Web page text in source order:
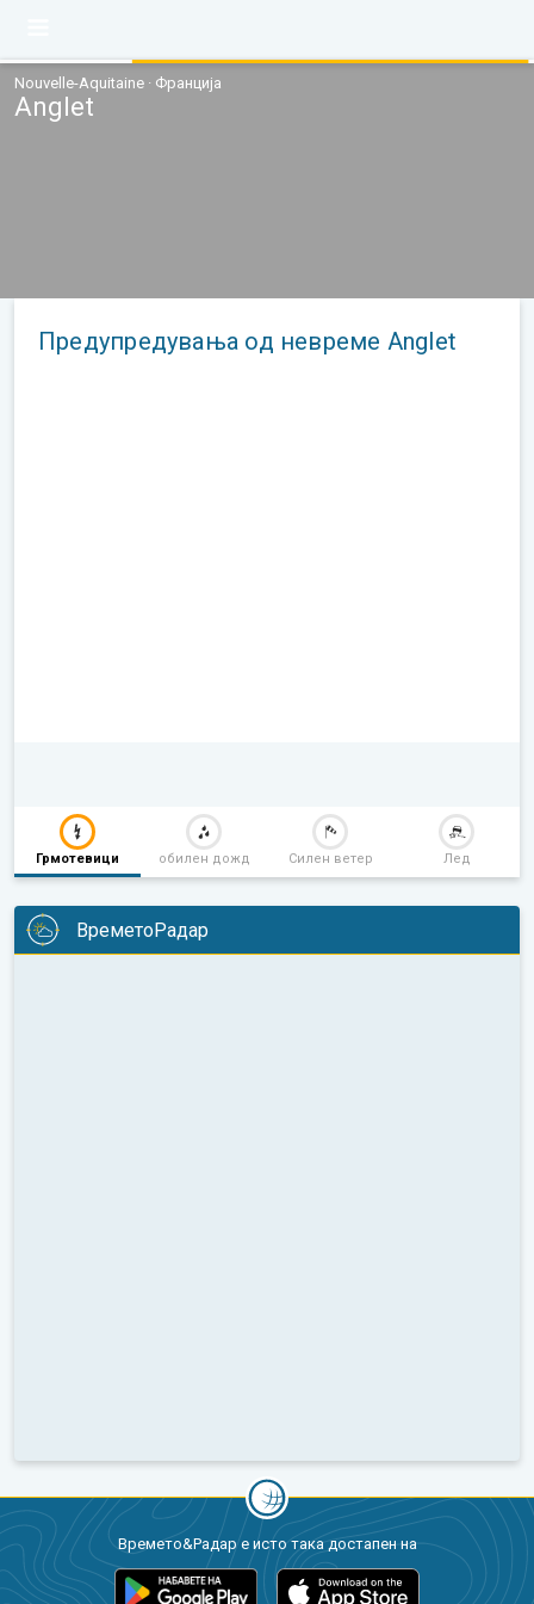
Nouvelle-Aquitaine · Франција
Anglet
Предупредувања од невреме Anglet
Грмотевици обилен дожд Силен ветер Лед
ВреметоРадар
Времето&Радар е исто така достапен на